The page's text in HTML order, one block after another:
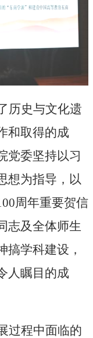
历史与文化遗
和取得的成
党委坚持以习
想为指导， 以
周年重要贺信
志及全体师生
搞学科建设，
人瞩目的成
过程中面临的